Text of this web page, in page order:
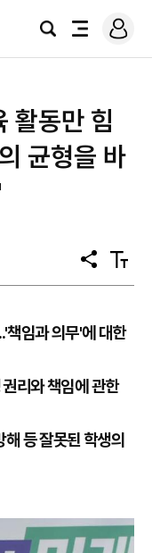
검
전
로
그
활동만 힘
균형을 바
공
유
텍
스
기
책임과 의무'에 대한
리와 책임에 관한
등 잘못된 학생의